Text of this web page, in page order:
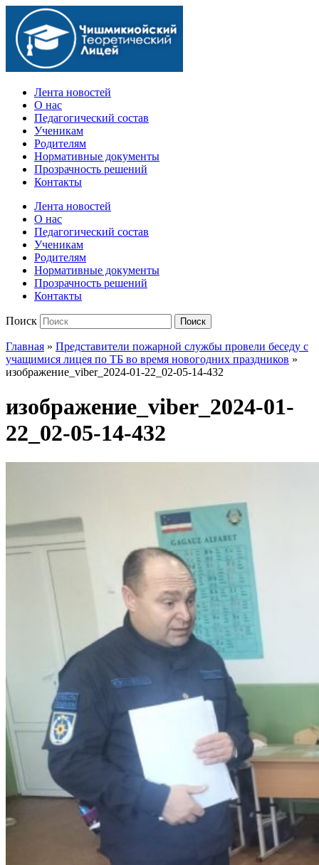
Официальный сайт учебного заведения
Лента новостей
О нас
Педагогический состав
Ученикам
Родителям
Нормативные документы
Прозрачность решений
Контакты
Лента новостей
О нас
Педагогический состав
Ученикам
Родителям
Нормативные документы
Прозрачность решений
Контакты
Поиск Поиск
Главная » Представители пожарной службы провели беседу с
учащимися лицея по ТБ во время новогодних праздников »
изображение_viber_2024-01-22_02-05-14-432
изображение_viber_2024-01-
22_02-05-14-432